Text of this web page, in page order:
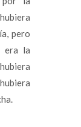
pero
era la